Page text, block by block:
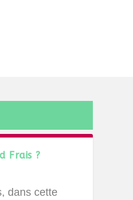
Frais ?
dans cette